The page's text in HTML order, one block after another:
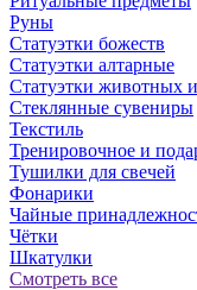
Руны
Статуэтки божеств
Статуэтки алтарные
Статуэтки животных
Стеклянные сувениры
Текстиль
Тренировочное и
Тушилки для свечей
Фонарики
Чайные
Чётки
Шкатулки
Смотреть все